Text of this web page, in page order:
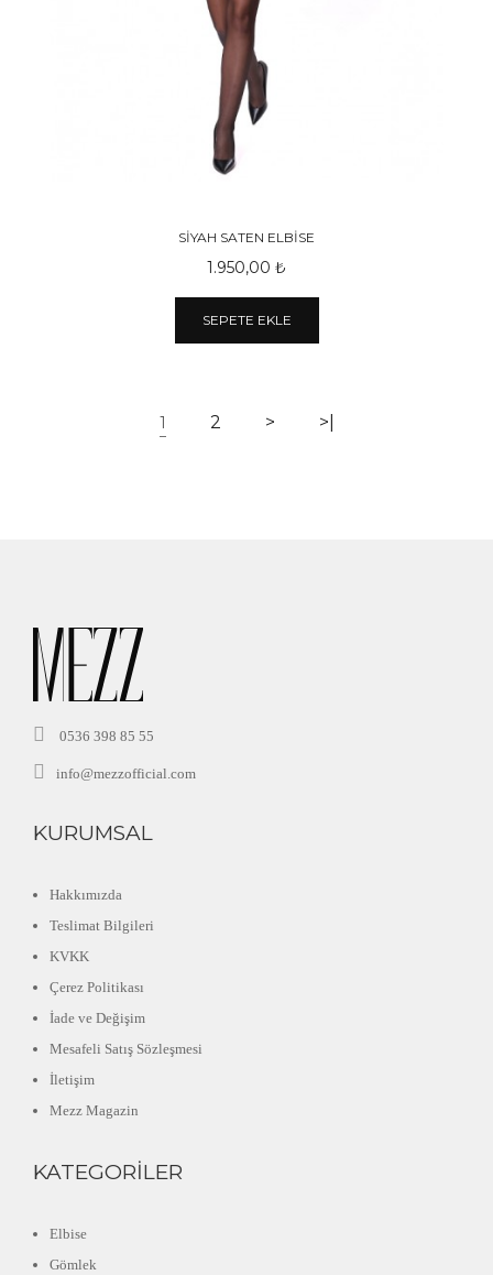
SİYAH SATEN ELBİSE
1.950,00 ₺
SEPETE EKLE
1 2 > >|
0536 398 85 55
info@mezzofficial.com
KURUMSAL
Hakkımızda
Teslimat Bilgileri
KVKK
Çerez Politikası
İade ve Değişim
Mesafeli Satış Sözleşmesi
İletişim
Mezz Magazin
KATEGORILER
Elbise
Gömlek